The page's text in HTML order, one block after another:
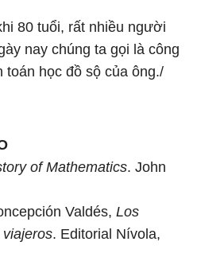
80 tuổi, rất nhiều người
nay chúng ta gọi là công
toán học đồ sộ của ông./
of Mathematics. John
Valdés, Los
. Editorial Nívola,